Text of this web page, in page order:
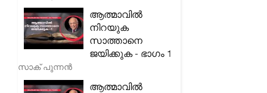
ആത്മാവിൽ
നിറയുക
സാത്താനെ
ജയിക്കുക - ഭാഗം 1
സാക് പുന്നൻ
ആത്മാവിൽ